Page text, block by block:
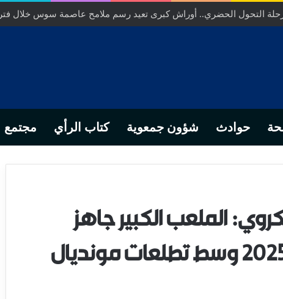
مخلص… من التدبير المحلي إلى رهانات التشريع وبصمة رجل أعمال ناجح
حوادث شؤون جمعوية كتاب الرأي مجتمع
الملعب الكبير جاهز
لاحتضان كأس إفريقيا 2025 وسط تطلعات مونديال